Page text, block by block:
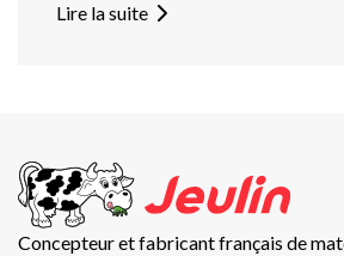
Lire la suite
Concepteur et fabricant français de